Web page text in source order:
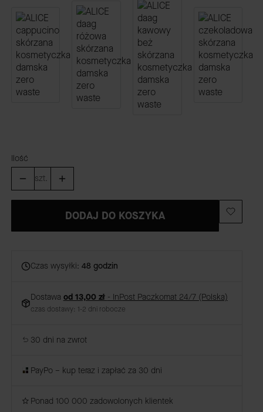
Ilość
szt.
DODAJ DO KOSZYKA
Czas wysyłki: 48 godzin
Dostawa od 13,00 zł - InPost Paczkomat 24/7 (Polska)
czas dostawy: 1-2 dni robocze
30 dni na zwrot
PayPo – kup teraz i zapłać za 30 dni
Ponad 100 000 zadowolonych klientek